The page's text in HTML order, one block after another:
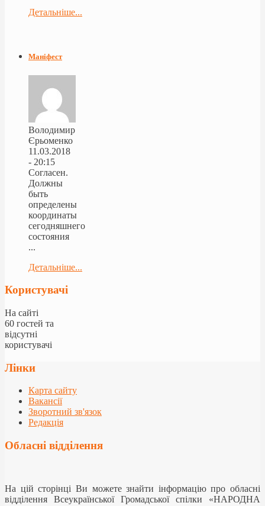
Детальніше...
Маніфест
Володимир
Єрьоменко
11.03.2018
- 20:15
Согласен.
Должны
быть
определены
координаты
сегодняшнего
состояния
...
Детальніше...
Користувачі
На сайті
60 гостей та
відсутні
користувачі
Лінки
Карта сайту
Вакансії
Зворотний зв'язок
Редакція
Обласні відділення
На цій сторінці Ви можете знайти інформацію про обласні
відділення Всеукраїнської Громадської спілки «НАРОДНА